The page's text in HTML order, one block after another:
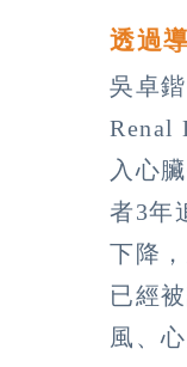
透過
吳卓
Renal
入心
者3年
下降
已經
風、